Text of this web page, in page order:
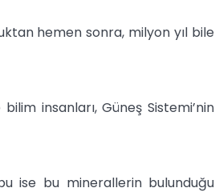
hemen sonra, milyon yıl bile
insanları, Güneş Sistemi’nin
ise bu minerallerin bulunduğu